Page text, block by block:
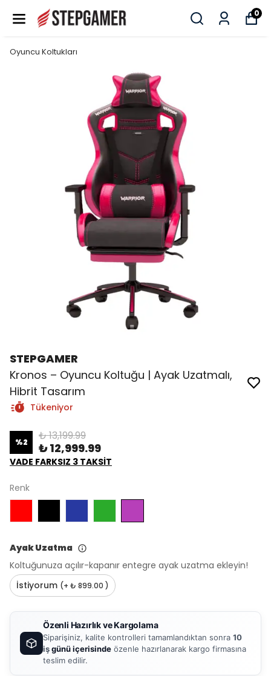
0
Oyuncu Koltukları
STEPGAMER
Kronos – Oyuncu Koltuğu | Ayak Uzatmalı,
Hibrit Tasarım
Tükeniyor
%2 ₺ 13,199.99
₺ 12,999.99
VADE FARKSIZ 3 TAKSİT
Renk
Ayak Uzatma
Koltuğunuza açılır-kapanır entegre ayak uzatma ekleyin!
İstiyorum (+ ₺ 899.00 )
Özenli Hazırlık ve Kargolama
Siparişiniz, kalite kontrolleri tamamlandıktan sonra 10
işgünü içerisinde özenle hazırlanarak kargo firmasına
teslim edilir.